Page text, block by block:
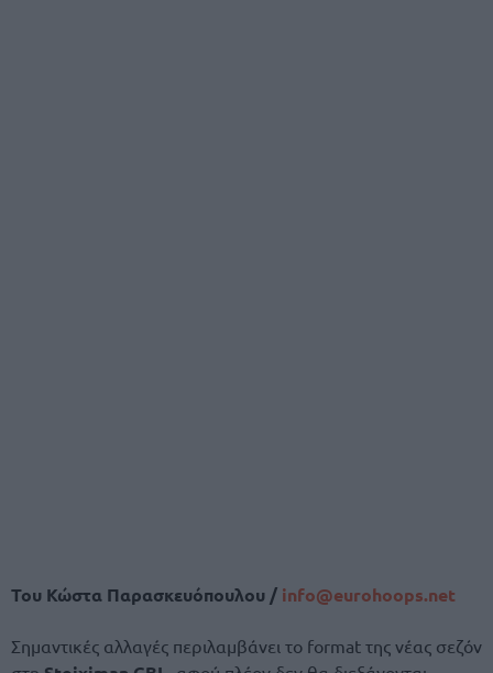
Του Κώστα Παρασκευόπουλου / info@eurohoops.net
Σημαντικές αλλαγές περιλαμβάνει το format της νέας σεζόν